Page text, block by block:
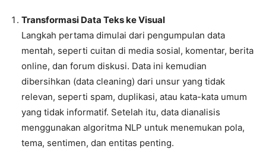
Transformasi Data Teks ke Visual
Langkah pertama dimulai dari pengumpulan data
mentah, seperti cuitan di media sosial, komentar, berita
online, dan forum diskusi. Data ini kemudian
dibersihkan (data cleaning) dari unsur yang tidak
relevan, seperti spam, duplikasi, atau kata-kata umum
yang tidak informatif. Setelah itu, data dianalisis
menggunakan algoritma NLP untuk menemukan pola,
tema, sentimen, dan entitas penting.